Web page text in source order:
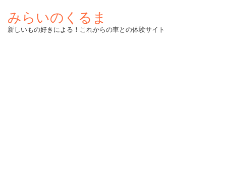
みらいのくるま
新しいもの好きによる！これからの車との体験サイト